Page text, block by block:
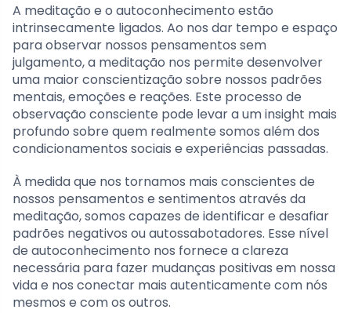
A meditação e o autoconhecimento estão
intrinsecamente ligados. Ao nos dar tempo e espaço
para observar nossos pensamentos sem
julgamento, a meditação nos permite desenvolver
uma maior conscientização sobre nossos padrões
mentais, emoções e reações. Este processo de
observação consciente pode levar a um insight mais
profundo sobre quem realmente somos além dos
condicionamentos sociais e experiências passadas.
À medida que nos tornamos mais conscientes de
nossos pensamentos e sentimentos através da
meditação, somos capazes de identificar e desafiar
padrões negativos ou autossabotadores. Esse nível
de autoconhecimento nos fornece a clareza
necessária para fazer mudanças positivas em nossa
vida e nos conectar mais autenticamente com nós
mesmos e com os outros.